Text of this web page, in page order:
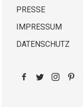
PRESSE
IMPRESSUM
DATENSCHUTZ